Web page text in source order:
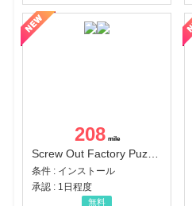
208
Screw Out Factory Puzzle 3D（経験値バーのマイルストーンを5にする（ユーザーレベル5に到達する））（Android）
条件 : インストール
承認 : 1日程度
無料